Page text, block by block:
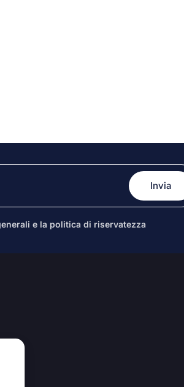
e la politica di riservatezza